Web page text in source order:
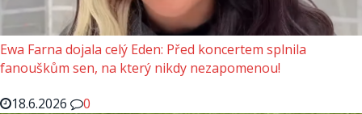
Ewa Farna dojala celý Eden: Před koncertem splnila
fanouškům sen, na který nikdy nezapomenou!
18.6.2026
0